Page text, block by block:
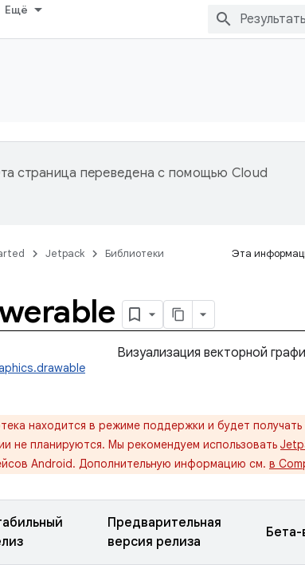
Ещё
страница переведена с помощью Cloud
Jetpack Библиотеки Эта
Визуализация векторной
находится в режиме поддержки и будет получать
не планируются. Мы рекомендуем использовать
Android. Дополнительную информацию см. в
Предварительная
версия релиза
Бета-